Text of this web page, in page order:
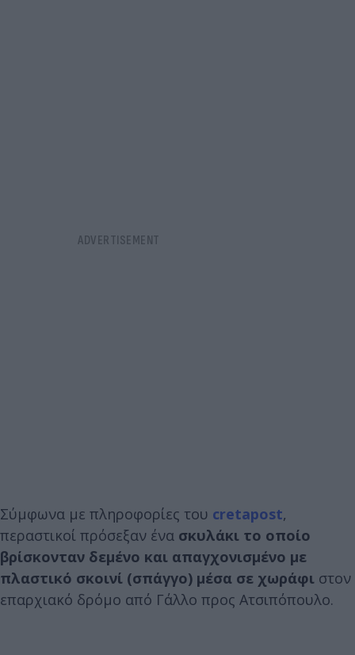
Σύμφωνα με πληροφορίες του cretapost,
περαστικοί πρόσεξαν ένα σκυλάκι το οποίο
βρίσκονταν δεμένο και απαγχονισμένο με
πλαστικό σκοινί (σπάγγο) μέσα σε χωράφι στον
επαρχιακό δρόμο από Γάλλο προς Ατσιπόπουλο.